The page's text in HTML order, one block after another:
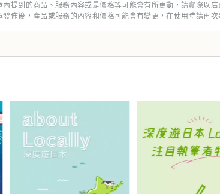
提到的商品、服務內容或是價格等可能會有所更動，請實際以
佈後，產品或服務的內容和價格可能會有變更，在使用時請再次